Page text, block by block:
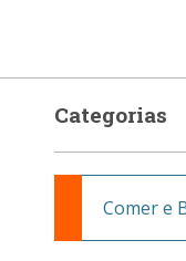
Categorias
Comer e